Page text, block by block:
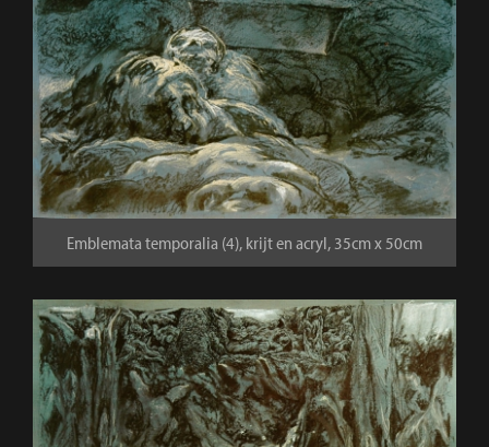
Emblemata temporalia (4), krijt en acryl, 35cm x 50cm